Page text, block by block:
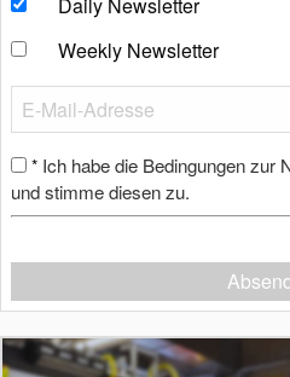
Weekly Newsletter
* Ich habe die Bedingungen zur
und stimme diesen zu.